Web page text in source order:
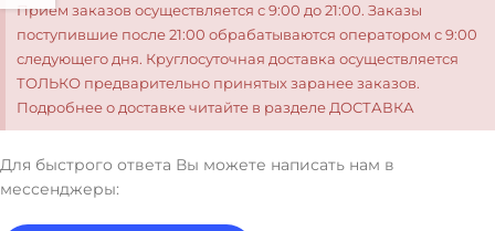
Прием заказов осуществляется с 9:00 до 21:00. Заказы
поступившие после 21:00 обрабатываются оператором с 9:00
следующего дня. Круглосуточная доставка осуществляется
ТОЛЬКО предварительно принятых заранее заказов.
Подробнее о доставке читайте в разделе ДОСТАВКА
Для быстрого ответа Вы можете написать нам в
мессенджеры: